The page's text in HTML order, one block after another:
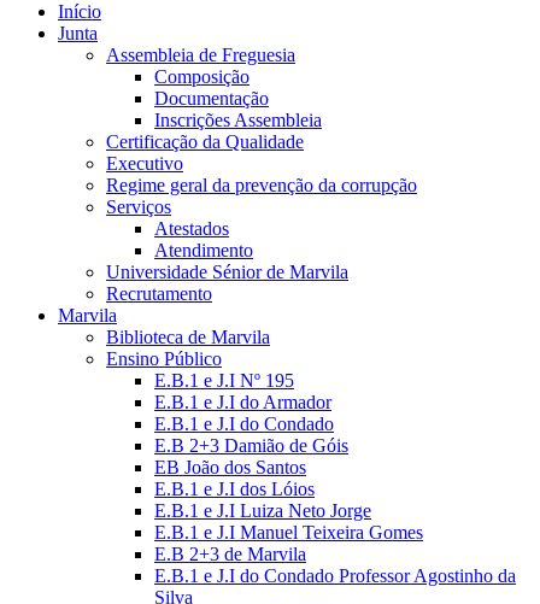
Início
Junta
Assembleia de Freguesia
Composição
Documentação
Inscrições Assembleia
Certificação da Qualidade
Executivo
Regime geral da prevenção da corrupção
Serviços
Atestados
Atendimento
Universidade Sénior de Marvila
Recrutamento
Marvila
Biblioteca de Marvila
Ensino Público
E.B.1 e J.I Nº 195
E.B.1 e J.I do Armador
E.B.1 e J.I do Condado
E.B 2+3 Damião de Góis
EB João dos Santos
E.B.1 e J.I dos Lóios
E.B.1 e J.I Luiza Neto Jorge
E.B.1 e J.I Manuel Teixeira Gomes
E.B 2+3 de Marvila
E.B.1 e J.I do Condado Professor Agostinho da
Silva